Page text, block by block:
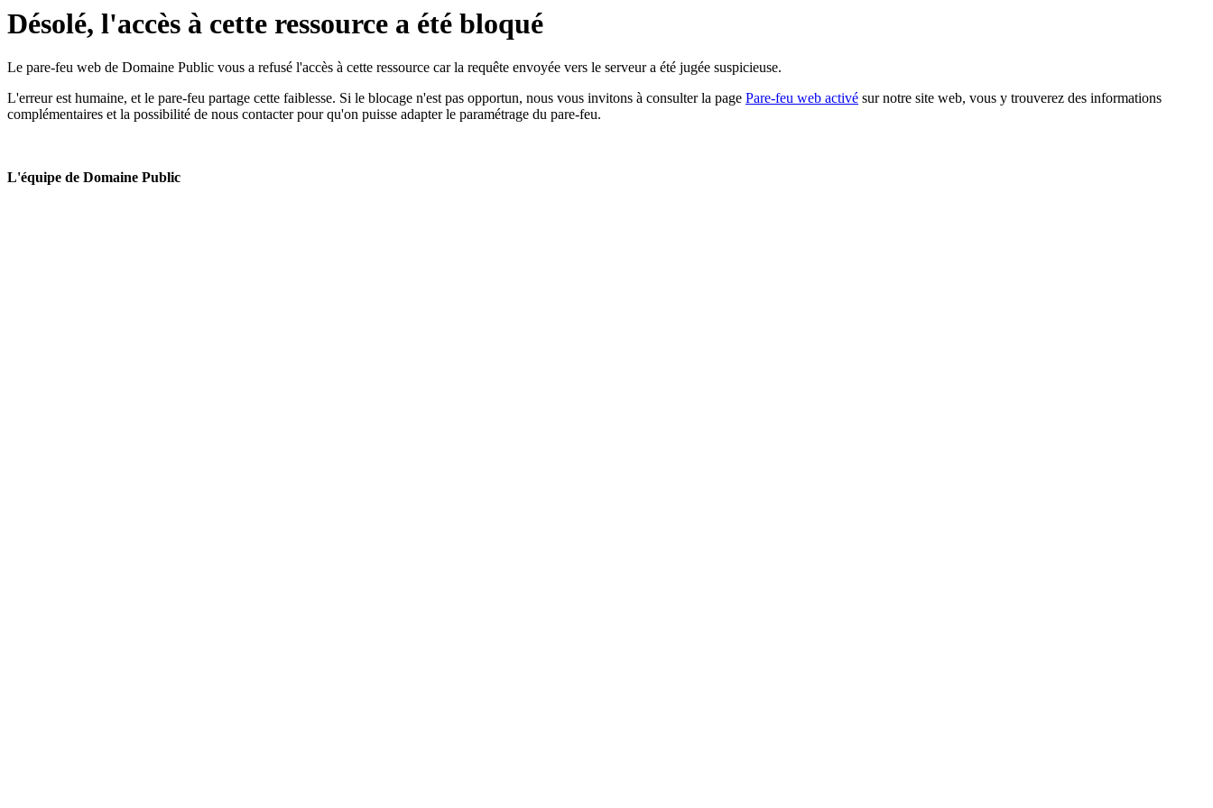
Désolé, l'accès à cette ressource a été bloqué
Le pare-feu web de Domaine Public vous a refusé l'accès à cette ressource car la requête envoyée vers le serveur a été jugée suspicieuse.
L'erreur est humaine, et le pare-feu partage cette faiblesse. Si le blocage n'est pas opportun, nous vous invitons à consulter la page Pare-feu web activé sur notre site web, vous y trouverez des informations
complémentaires et la possibilité de nous contacter pour qu'on puisse adapter le paramétrage du pare-feu.
L'équipe de Domaine Public